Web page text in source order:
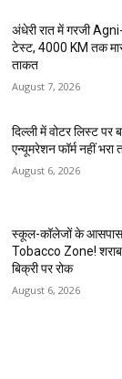
अंधेरी रात में गरजी
टेस्ट, 4000 KM तक
ताकत
August 7, 2026
दिल्ली में वोटर लिस्ट
एन्यूमरेशन फॉर्म नहीं
August 6, 2026
स्कूल-कॉलेजों के
Tobacco Zone!
बिक्री पर रोक
August 6, 2026